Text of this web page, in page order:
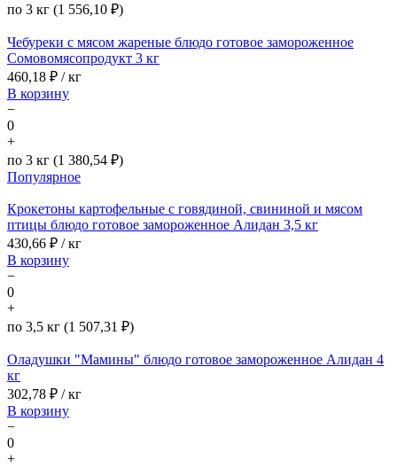
по 3 кг (1 556,10 ₽)
Чебуреки с мясом жареные блюдо готовое замороженное
Сомовомясопродукт 3 кг
460,18 ₽ / кг
В корзину
−
0
+
по 3 кг (1 380,54 ₽)
Популярное
Крокетоны картофельные с говядиной, свининой и мясом
птицы блюдо готовое замороженное Алидан 3,5 кг
430,66 ₽ / кг
В корзину
−
0
+
по 3,5 кг (1 507,31 ₽)
Оладушки "Мамины" блюдо готовое замороженное Алидан 4
кг
302,78 ₽ / кг
В корзину
−
0
+